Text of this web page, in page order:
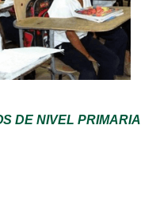
DE NIVEL PRIMARIA